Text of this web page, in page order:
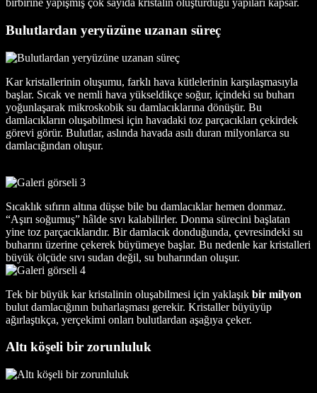
birbirine yapışmış çok sayıda kristalin oluşturduğu yapıları kapsar.
Bulutlardan yeryüzüne uzanan süreç
Kar kristallerinin oluşumu, farklı hava kütlelerinin karşılaşmasıyla
başlar. Sıcak ve nemli hava yükseldikçe soğur, içindeki su buharı
yoğunlaşarak mikroskobik su damlacıklarına dönüşür. Bu
damlacıkların oluşabilmesi için havadaki toz parçacıkları çekirdek
görevi görür. Bulutlar, aslında havada asılı duran milyonlarca su
damlacığından oluşur.
Sıcaklık sıfırın altına düşse bile bu damlacıklar hemen donmaz.
“Aşırı soğumuş” hâlde sıvı kalabilirler. Donma sürecini başlatan
yine toz parçacıklarıdır. Bir damlacık donduğunda, çevresindeki su
buharını üzerine çekerek büyümeye başlar. Bu nedenle kar kristalleri
büyük ölçüde sıvı sudan değil, su buharından oluşur.
Tek bir büyük kar kristalinin oluşabilmesi için yaklaşık bir milyon
bulut damlacığının buharlaşması gerekir. Kristaller büyüyüp
ağırlaştıkça, yerçekimi onları bulutlardan aşağıya çeker.
Altı köşeli bir zorunluluk